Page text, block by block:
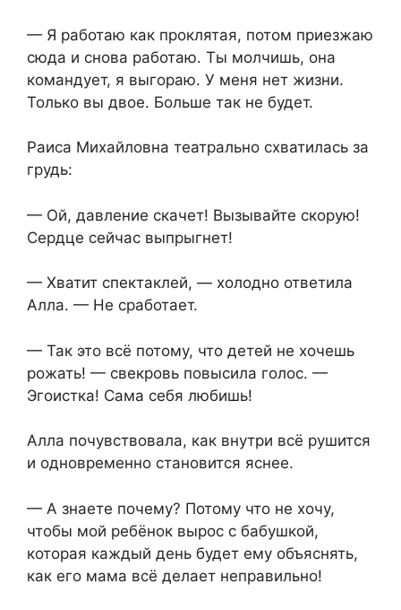
— Я работаю как проклятая, потом приезжаю
сюда и снова работаю. Ты молчишь, она
командует, я выгораю. У меня нет жизни.
Только вы двое. Больше так не будет.
Раиса Михайловна театрально схватилась за
грудь:
— Ой, давление скачет! Вызывайте скорую!
Сердце сейчас выпрыгнет!
— Хватит спектаклей, — холодно ответила
Алла. — Не сработает.
— Так это всё потому, что детей не хочешь
рожать! — свекровь повысила голос. —
Эгоистка! Сама себя любишь!
Алла почувствовала, как внутри всё рушится
и одновременно становится яснее.
— А знаете почему? Потому что не хочу,
чтобы мой ребёнок вырос с бабушкой,
которая каждый день будет ему объяснять,
как его мама всё делает неправильно!